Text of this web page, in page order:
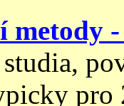
metody
pro